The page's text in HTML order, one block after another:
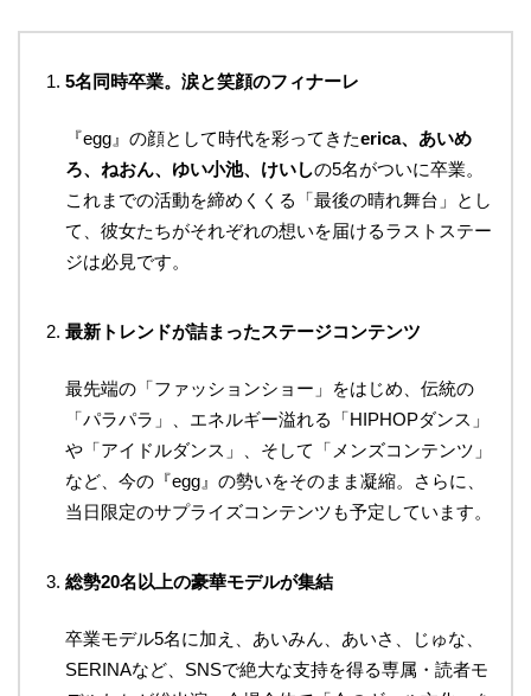
5名同時卒業。涙と笑顔のフィナーレ
『egg』の顔として時代を彩ってきたerica、あいめ
ろ、ねおん、ゆい小池、けいしの5名がついに卒業。
これまでの活動を締めくくる「最後の晴れ舞台」とし
て、彼女たちがそれぞれの想いを届けるラストステー
ジは必見です。
最新トレンドが詰まったステージコンテンツ
最先端の「ファッションショー」をはじめ、伝統の
「パラパラ」、エネルギー溢れる「HIPHOPダンス」
や「アイドルダンス」、そして「メンズコンテンツ」
など、今の『egg』の勢いをそのまま凝縮。さらに、
当日限定のサプライズコンテンツも予定しています。
総勢20名以上の豪華モデルが集結
卒業モデル5名に加え、あいみん、あいさ、じゅな、
SERINAなど、SNSで絶大な支持を得る専属・読者モ